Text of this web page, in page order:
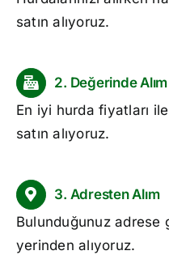
satın alıyoruz.
2. Değerinde Alım
En iyi hurda fiyatları ile
satın alıyoruz.
3. Adresten Alım
Bulunduğunuz adrese
yerinden alıyoruz.